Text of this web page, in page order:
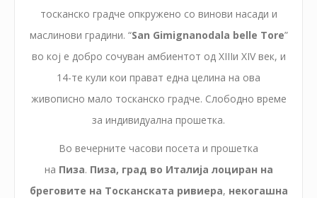
тосканско градче опкружено со винови насади и
маслинови градини. “San Gimignanodala belle Tore”
во кој е добро сочуван амбиентот од XIIIи XIV век, и
14-те кули кои прават една целина на ова
живописно мало тосканско градче. Слободно време
за индивидуална прошетка.
Во вечерните часови посета и прошетка
на Пиза. Пиза, град во Италија лоциран на
бреговите на Тосканската ривиера, некогашна